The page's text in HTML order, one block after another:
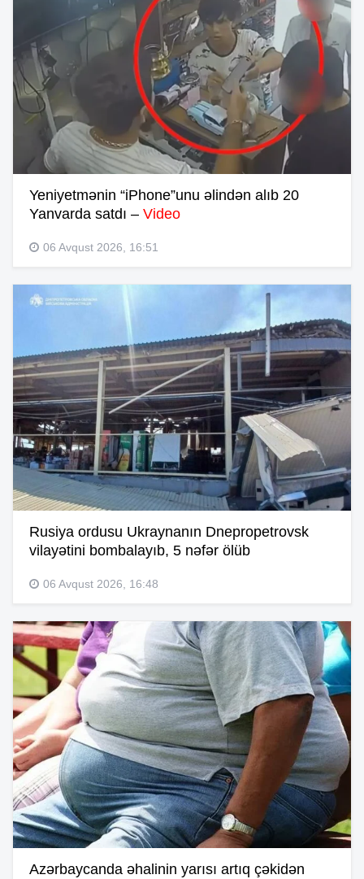
Yeniyetmənin “iPhone”unu əlindən alıb 20
Yanvarda satdı – Video
06 Avqust 2026, 16:51
Rusiya ordusu Ukraynanın Dnepropetrovsk
vilayətini bombalayıb, 5 nəfər ölüb
06 Avqust 2026, 16:48
Azərbaycanda əhalinin yarısı artıq çəkidən